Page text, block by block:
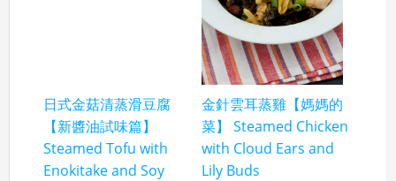
日式金菇清蒸滑豆腐
【新醬油試味篇】
Steamed Tofu with
Enokitake and Soy
金針雲耳蒸雞【媽媽的
菜】 Steamed Chicken
with Cloud Ears and
Lily Buds